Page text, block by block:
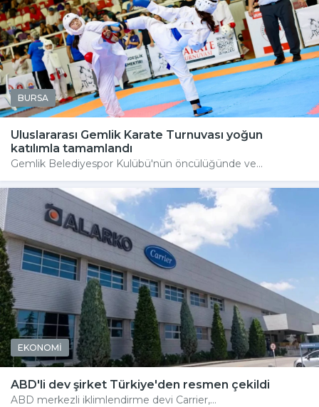
BURSA
Uluslararası Gemlik Karate Turnuvası yoğun
katılımla tamamlandı
Gemlik Belediyespor Kulübü'nün öncülüğünde ve...
EKONOMİ
ABD'li dev şirket Türkiye'den resmen çekildi
ABD merkezli iklimlendirme devi Carrier,...